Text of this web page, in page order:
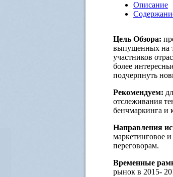
Описание
Цель Обзора:
выпущенных на
участников
более
подчерпнуть
Рекомендуем:
отслеживания
бенчмаркинга и
Направления
маркетинговое и
переговорам.
Временные
рынок в 2015-